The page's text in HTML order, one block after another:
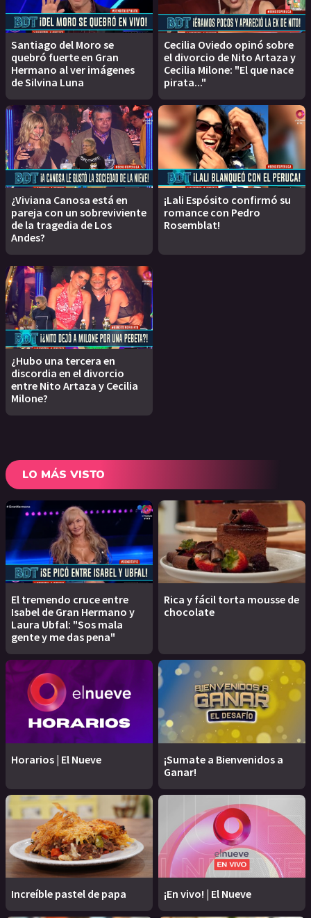
Santiago del Moro se
quebró fuerte en Gran
Hermano al ver imágenes
de Silvina Luna
Cecilia Oviedo opinó sobre
el divorcio de Nito Artaza y
Cecilia Milone: "El que nace
pirata..."
¿Viviana Canosa está en
pareja con un sobreviviente
de la tragedia de Los
Andes?
¡Lali Espósito confirmó su
romance con Pedro
Rosemblat!
¿Hubo una tercera en
discordia en el divorcio
entre Nito Artaza y Cecilia
Milone?
LO MÁS VISTO
El tremendo cruce entre
Isabel de Gran Hermano y
Laura Ubfal: "Sos mala
gente y me das pena"
Rica y fácil torta mousse de
chocolate
Horarios | El Nueve
¡Sumate a Bienvenidos a
Ganar!
Increíble pastel de papa ¡En vivo! | El Nueve